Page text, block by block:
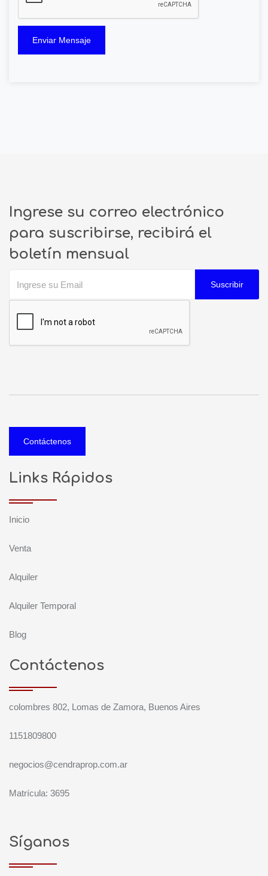
Enviar Mensaje
Ingrese su correo electrónico
para suscribirse, recibirá el
boletín mensual
Suscribir
Contáctenos
Links Rápidos
Inicio
Venta
Alquiler
Alquiler Temporal
Blog
Contáctenos
colombres 802, Lomas de Zamora, Buenos Aires
1151809800
negocios@cendraprop.com.ar
Matrícula: 3695
Síganos